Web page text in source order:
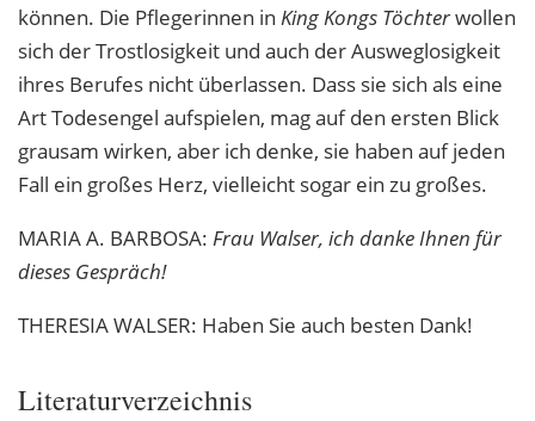
können. Die Pflegerinnen in King Kongs Töchterwollen
sich der Trostlosigkeit und auch der Ausweglosigkeit
ihres Berufes nicht überlassen. Dass sie sich als eine
Art Todesengel aufspielen, mag auf den ersten Blick
grausam wirken, aber ich denke, sie haben auf jeden
Fall ein großes Herz, vielleicht sogar ein zu großes.
MARIAA. BARBOSA: Frau Walser, ich danke Ihnen für
dieses Gespräch!
THERESIAWALSER: Haben Sie auch besten Dank!
Literaturverzeichnis